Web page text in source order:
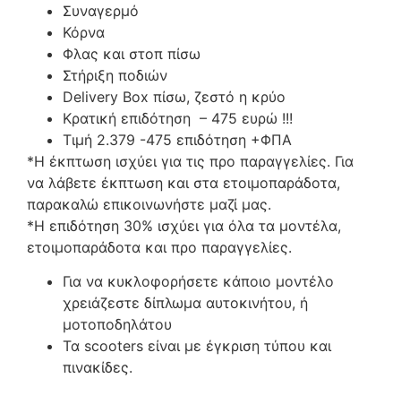
Συναγερμό
Κόρνα
Φλας και στοπ πίσω
Στήριξη ποδιών
Delivery Box πίσω, ζεστό η κρύο
Κρατική επιδότηση – 475 ευρώ !!!
Τιμή 2.379 -475 επιδότηση +ΦΠΑ
*Η έκπτωση ισχύει για τις προ παραγγελίες. Για
να λάβετε έκπτωση και στα ετοιμοπαράδοτα,
παρακαλώ επικοινωνήστε μαζί μας.
*Η επιδότηση 30% ισχύει για όλα τα μοντέλα,
ετοιμοπαράδοτα και προ παραγγελίες.
Για να κυκλοφορήσετε κάποιο μοντέλο
χρειάζεστε δίπλωμα αυτοκινήτου, ή
μοτοποδηλάτου
Τα scooters είναι με έγκριση τύπου και
πινακίδες.